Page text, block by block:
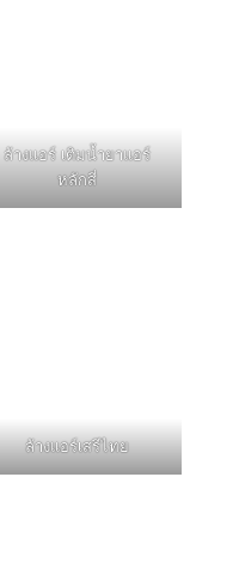
ล้างแอร์ เติมน้ำยาแอร์
หลักสี่
ล้างแอร์เสรีไทย